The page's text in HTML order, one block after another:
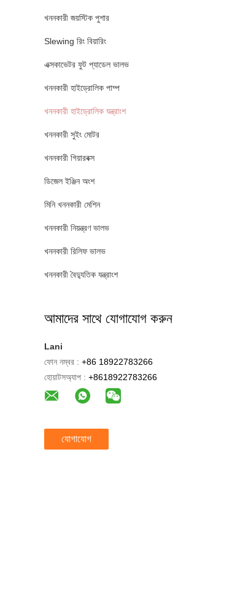
খননকারী জয়স্টিক পুশার
Slewing রিং বিয়ারিং
এক্সকাভেটর ফুট প্যাডেল ভালভ
খননকারী হাইড্রোলিক পাম্প
খননকারী হাইড্রোলিক যন্ত্রাংশ
খননকারী সুইং মোটর
খননকারী গিয়ারবক্স
ডিজেল ইঞ্জিন অংশ
মিনি খননকারী মেশিন
খননকারী নিয়ন্ত্রণ ভালভ
খননকারী রিলিফ ভালভ
খননকারী বৈদ্যুতিক যন্ত্রাংশ
আমাদের সাথে যোগাযোগ করুন
Lani
ফোন নম্বর : +86 18922783266
হোয়াটসঅ্যাপ : +8618922783266
যোগাযোগ